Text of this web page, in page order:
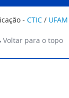
- CTIC / UFAM
Voltar para o topo